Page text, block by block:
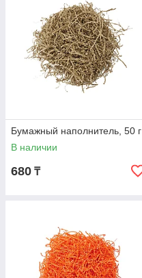
Бумажный наполнитель, 50 г
В наличии
680 ₸